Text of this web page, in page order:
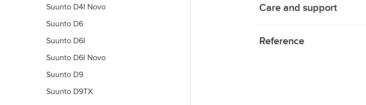
Suunto D4I Novo
Suunto D6
Suunto D6I
Suunto D6I Novo
Suunto D9
Suunto D9TX
Care and support
Reference